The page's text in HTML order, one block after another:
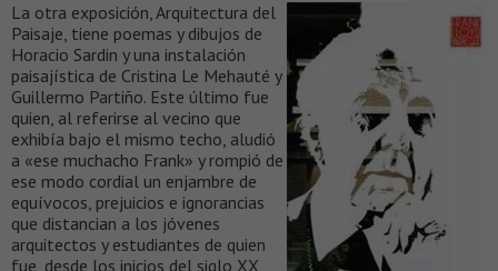
La otra exposición, Arquitectura del
Paisaje, tiene poemas y dibujos de
Horacio Sardin y una instalación
paisajística de Cristina Le Mehauté y
Guillermo Partiño. Este último fue
quien, al referirse al vecino que
exhibía bajo el mismo techo, aludió
a «ese muchacho Frank» y rompió de
ese modo cordial un enjambre de
equívocos, prejuicios e ignorancias
que distancian a los jóvenes
arquitectos y estudiantes de quien
fue, desde los inicios del siglo XX